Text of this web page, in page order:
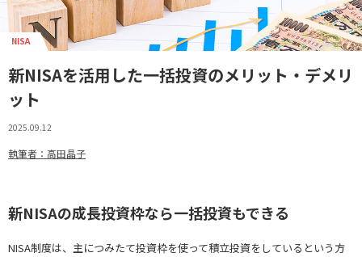
NISA
新NISAを活用した一括投資のメリット・デメリ
ット
2025.09.12
執筆者：高田晶子
新NISAの成長投資枠なら一括投資もできる
NISA制度は、主につみたて投資枠を使って積立投資をしているという方